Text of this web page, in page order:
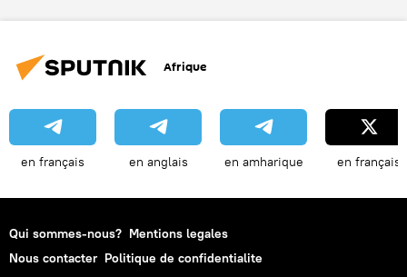
Afrique
en français en anglais en amharique en français
Qui sommes-nous? Mentions legales
Nous contacter Politique de confidentialite